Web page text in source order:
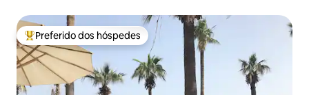
Entre os melhores preferidos dos hóspedes
Preferido dos hóspedes